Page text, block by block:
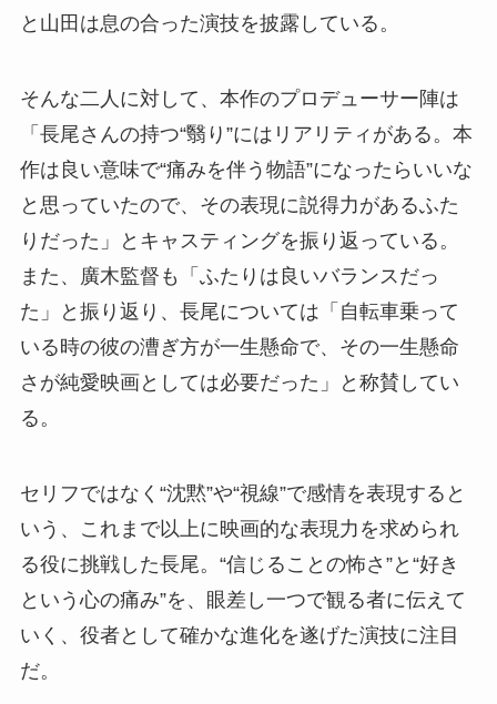
と山田は息の合った演技を披露している。
そんな二人に対して、本作のプロデューサー陣は
「長尾さんの持つ“翳り”にはリアリティがある。本
作は良い意味で“痛みを伴う物語”になったらいいな
と思っていたので、その表現に説得力があるふた
りだった」とキャスティングを振り返っている。
また、廣木監督も「ふたりは良いバランスだっ
た」と振り返り、長尾については「自転車乗って
いる時の彼の漕ぎ方が一生懸命で、その一生懸命
さが純愛映画としては必要だった」と称賛してい
る。
セリフではなく“沈黙”や“視線”で感情を表現すると
いう、これまで以上に映画的な表現力を求められ
る役に挑戦した長尾。“信じることの怖さ”と“好き
という心の痛み”を、眼差し一つで観る者に伝えて
いく、役者として確かな進化を遂げた演技に注目
だ。